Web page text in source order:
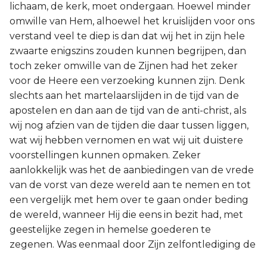
lichaam, de kerk, moet ondergaan. Hoewel minder
omwille van Hem, alhoewel het kruislijden voor ons
verstand veel te diep is dan dat wij het in zijn hele
zwaarte enigszins zouden kunnen begrijpen, dan
toch zeker omwille van de Zijnen had het zeker
voor de Heere een verzoeking kunnen zijn. Denk
slechts aan het martelaarslijden in de tijd van de
apostelen en dan aan de tijd van de anti-christ, als
wij nog afzien van de tijden die daar tussen liggen,
wat wij hebben vernomen en wat wij uit duistere
voorstellingen kunnen opmaken. Zeker
aanlokkelijk was het de aanbiedingen van de vrede
van de vorst van deze wereld aan te nemen en tot
een vergelijk met hem over te gaan onder beding
de wereld, wanneer Hij die eens in bezit had, met
geestelijke zegen in hemelse goederen te
zegenen. Was eenmaal door Zijn zelfontlediging de